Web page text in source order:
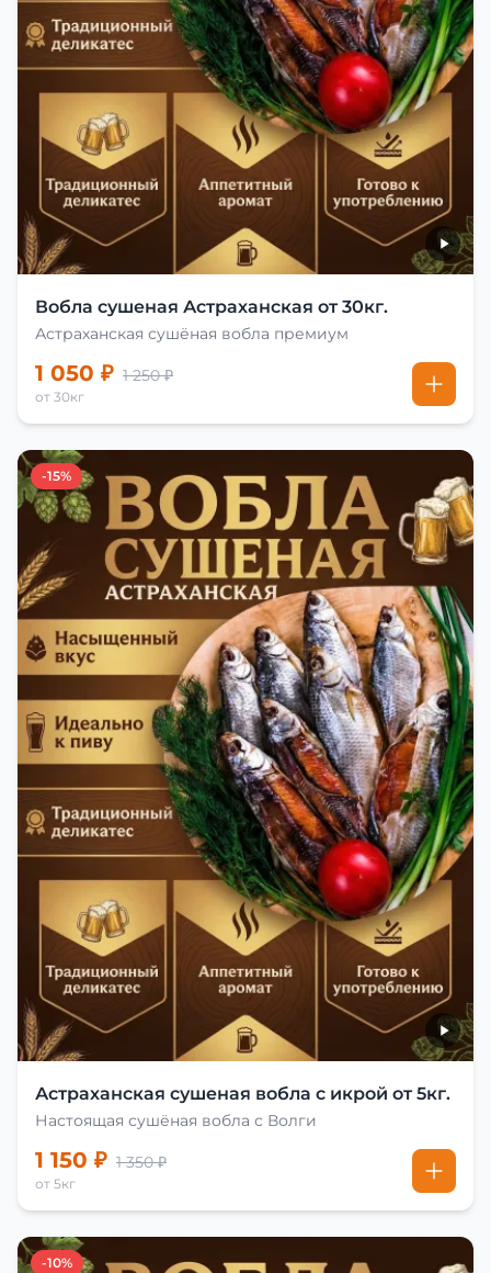
Вобла сушеная Астраханская от 30кг.
Астраханская сушёная вобла премиум
1 050 ₽ 1 250 ₽
от 30кг
-15%
Астраханская сушеная вобла с икрой от 5кг.
Настоящая сушёная вобла с Волги
1 150 ₽ 1 350 ₽
от 5кг
-10%